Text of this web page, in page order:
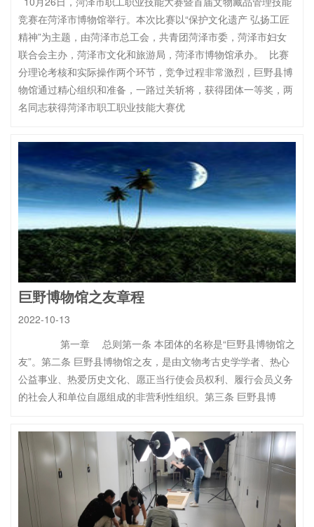
竞赛在菏泽市博物馆举行。本次比赛以“保护文化遗产 弘扬工匠
精神”为主题，由菏泽市总工会，共青团菏泽市委，菏泽市妇女
联合会主办，菏泽市文化和旅游局，菏泽市博物馆承办。 比赛
分理论考核和实际操作两个环节，竞争过程非常激烈，巨野县博
物馆通过精心组织和准备，一路过关斩将，获得团体一等奖，两
名同志获得菏泽市职工职业技能大赛优
巨野博物馆之友章程
2022-10-13
第一章 总则第一条 本团体的名称是“巨野县博物馆之
友”。第二条 巨野县博物馆之友，是由文物考古史学学者、热心
公益事业、热爱历史文化、愿正当行使会员权利、履行会员义务
的社会人和单位自愿组成的非营利性组织。第三条 巨野县博